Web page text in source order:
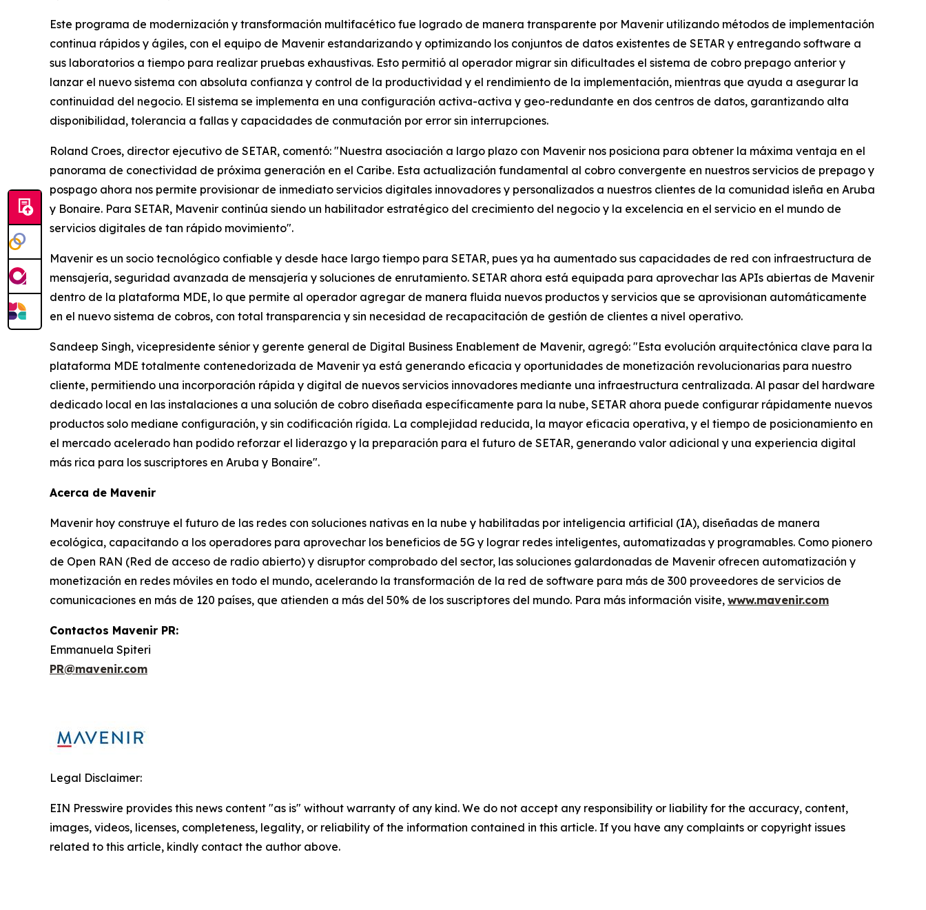
Este programa de modernización y transformación multifacético fue logrado de manera transparente por Mavenir utilizando métodos de implementación
continua rápidos y ágiles, con el equipo de Mavenir estandarizando y optimizando los conjuntos de datos existentes de SETAR y entregando software a
sus laboratorios a tiempo para realizar pruebas exhaustivas. Esto permitió al operador migrar sin dificultades el sistema de cobro prepago anterior y
lanzar el nuevo sistema con absoluta confianza y control de la productividad y el rendimiento de la implementación, mientras que ayuda a asegurar la
continuidad del negocio. El sistema se implementa en una configuración activa-activa y geo-redundante en dos centros de datos, garantizando alta
disponibilidad, tolerancia a fallas y capacidades de conmutación por error sin interrupciones.
Roland Croes, director ejecutivo de SETAR, comentó: "Nuestra asociación a largo plazo con Mavenir nos posiciona para obtener la máxima ventaja en el
panorama de conectividad de próxima generación en el Caribe. Esta actualización fundamental al cobro convergente en nuestros servicios de prepago y
pospago ahora nos permite provisionar de inmediato servicios digitales innovadores y personalizados a nuestros clientes de la comunidad isleña en Aruba
y Bonaire. Para SETAR, Mavenir continúa siendo un habilitador estratégico del crecimiento del negocio y la excelencia en el servicio en el mundo de
servicios digitales de tan rápido movimiento".
Mavenir es un socio tecnológico confiable y desde hace largo tiempo para SETAR, pues ya ha aumentado sus capacidades de red con infraestructura de
mensajería, seguridad avanzada de mensajería y soluciones de enrutamiento. SETAR ahora está equipada para aprovechar las APIs abiertas de Mavenir
dentro de la plataforma MDE, lo que permite al operador agregar de manera fluida nuevos productos y servicios que se aprovisionan automáticamente
en el nuevo sistema de cobros, con total transparencia y sin necesidad de recapacitación de gestión de clientes a nivel operativo.
Sandeep Singh, vicepresidente sénior y gerente general de Digital Business Enablement de Mavenir, agregó: "Esta evolución arquitectónica clave para la
plataforma MDE totalmente contenedorizada de Mavenir ya está generando eficacia y oportunidades de monetización revolucionarias para nuestro
cliente, permitiendo una incorporación rápida y digital de nuevos servicios innovadores mediante una infraestructura centralizada. Al pasar del hardware
dedicado local en las instalaciones a una solución de cobro diseñada específicamente para la nube, SETAR ahora puede configurar rápidamente nuevos
productos solo mediane configuración, y sin codificación rígida. La complejidad reducida, la mayor eficacia operativa, y el tiempo de posicionamiento en
el mercado acelerado han podido reforzar el liderazgo y la preparación para el futuro de SETAR, generando valor adicional y una experiencia digital
más rica para los suscriptores en Aruba y Bonaire".
Acerca de Mavenir
Mavenir hoy construye el futuro de las redes con soluciones nativas en la nube y habilitadas por inteligencia artificial (IA), diseñadas de manera
ecológica, capacitando a los operadores para aprovechar los beneficios de 5G y lograr redes inteligentes, automatizadas y programables. Como pionero
de Open RAN (Red de acceso de radio abierto) y disruptor comprobado del sector, las soluciones galardonadas de Mavenir ofrecen automatización y
monetización en redes móviles en todo el mundo, acelerando la transformación de la red de software para más de 300 proveedores de servicios de
comunicaciones en más de 120 países, que atienden a más del 50% de los suscriptores del mundo. Para más información visite, www.mavenir.com
Contactos Mavenir PR:
Emmanuela Spiteri
PR@mavenir.com
Legal Disclaimer:
EIN Presswire provides this news content "as is" without warranty of any kind. We do not accept any responsibility or liability for the accuracy, content,
images, videos, licenses, completeness, legality, or reliability of the information contained in this article. If you have any complaints or copyright issues
related to this article, kindly contact the author above.